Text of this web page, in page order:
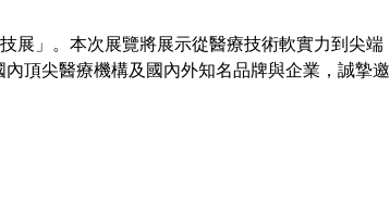
展」。本次展覽將展示從醫療技術軟實力到尖端
頂尖醫療機構及國內外知名品牌與企業，誠摯邀